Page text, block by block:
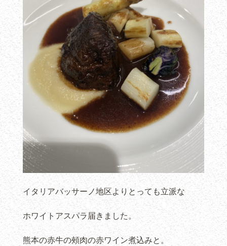
イタリアバッサーノ地区よりとっても立派な
ホワイトアスパラ届きました。
熊本の赤牛の頰肉の赤ワイン煮込みと。